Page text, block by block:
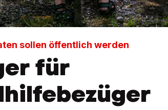
sollen öffentlich werden
für